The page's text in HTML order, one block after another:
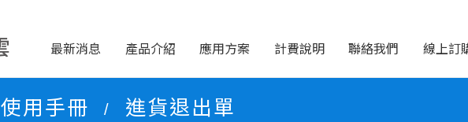
最新消息 產品介紹 應用方案 計費說明 聯絡我們 線上訂
使用手冊 / 進貨退出單